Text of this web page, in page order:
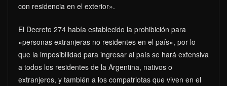
con residencia en el exterior».
El Decreto 274 había establecido la prohibición para
«personas extranjeras no residentes en el país», por lo
que la imposibilidad para ingresar al país se hará extensiva
a todos los residentes de la Argentina, nativos o
extranjeros, y también a los compatriotas que viven en el